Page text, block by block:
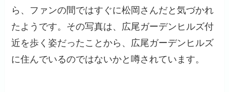
ら、ファンの間ではすぐに松岡さんだと気づかれ
たようです。その写真は、広尾ガーデンヒルズ付
近を歩く姿だったことから、広尾ガーデンヒルズ
に住んでいるのではないかと噂されています。